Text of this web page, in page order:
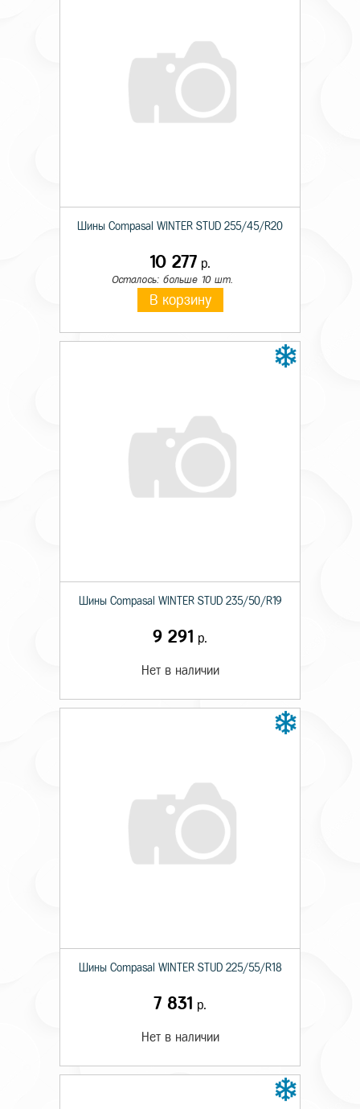
Шины Compasal WINTER STUD 255/45/R20
10 277 р.
Осталось: больше 10 шт.
В корзину
Шины Compasal WINTER STUD 235/50/R19
9 291 р.
Нет в наличии
Шины Compasal WINTER STUD 225/55/R18
7 831 р.
Нет в наличии